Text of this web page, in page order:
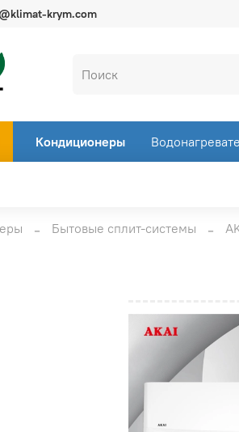
krym.com
Кондиционеры
Бытовые сплит-системы